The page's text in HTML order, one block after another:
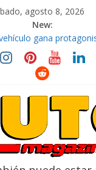
agosto 8, 2026
New:
gana
Brand New
edición 47ª,
Bolden para